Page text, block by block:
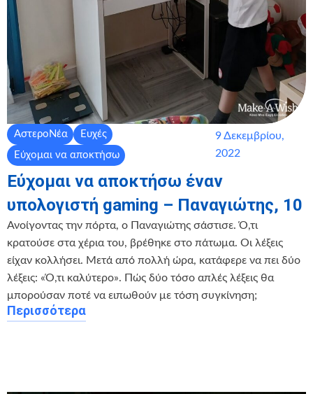
ΑστεροΝέα
Ευχές
Εύχομαι να αποκτήσω
9 Δεκεμβρίου,
2022
Εύχομαι να αποκτήσω έναν
υπολογιστή gaming – Παναγιώτης, 10
Ανοίγοντας την πόρτα, ο Παναγιώτης σάστισε. Ό,τι
κρατούσε στα χέρια του, βρέθηκε στο πάτωμα. Οι λέξεις
είχαν κολλήσει. Μετά από πολλή ώρα, κατάφερε να πει δύο
λέξεις: «Ό,τι καλύτερο». Πώς δύο τόσο απλές λέξεις θα
μπορούσαν ποτέ να ειπωθούν με τόση συγκίνηση;
Περισσότερα